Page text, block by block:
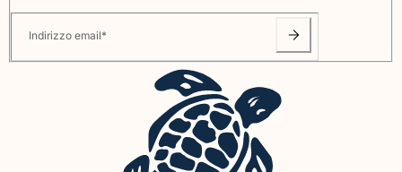
Costumi da bagno
Costumi Interi
Indirizzo email*